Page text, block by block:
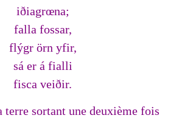
iðiagrœna;
falla fossar,
flýgr örn yfir,
sá er á fialli
fisca veiðir.
sortant une deuxième fois